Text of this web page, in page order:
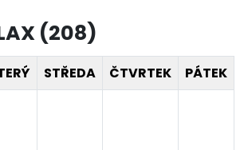
(208)
STŘEDA ČTVRTEK PÁTEK